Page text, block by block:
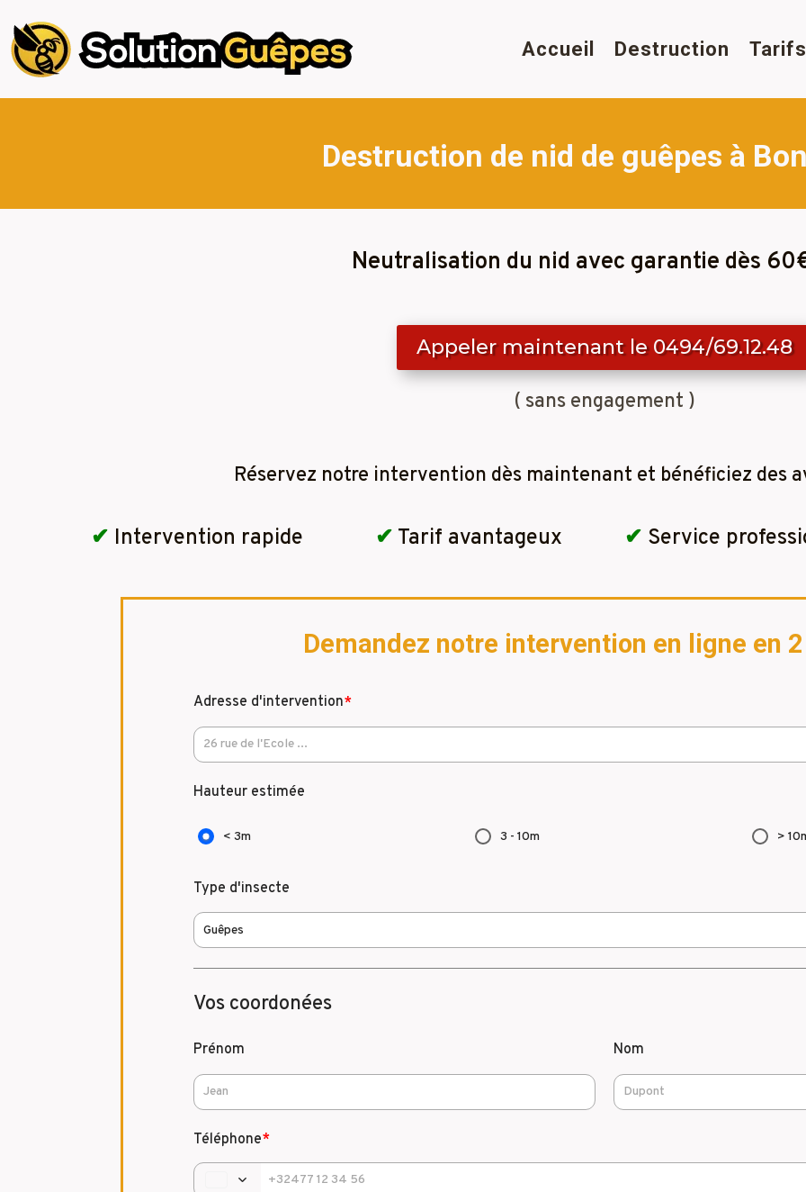
Accueil Destruction Tarifs
Destruction de nid de guêpes à
Neutralisation du nid avec garantie dès
Appeler maintenant le 0494/69.12.48
( sans engagement )
Réservez notre intervention dès maintenant et bénéficiez des
✔ Intervention rapide ✔ Tarif avantageux ✔ Service
Demandez notre intervention en ligne en
Adresse d'intervention*
Hauteur estimée
< 3m 3 - 10m >
Type d'insecte
Vos coordonées
Prénom Nom
Téléphone*